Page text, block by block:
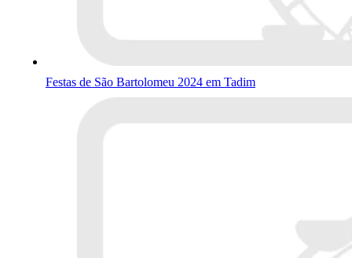
Festas de São Bartolomeu 2024 em Tadim